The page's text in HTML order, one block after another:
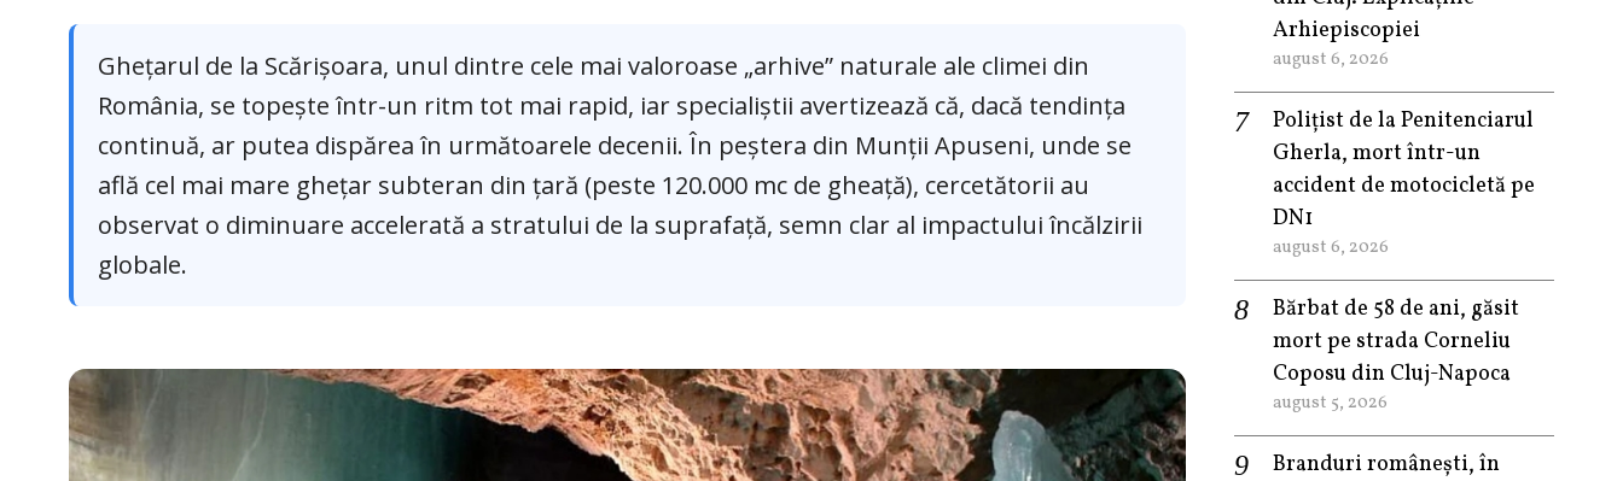
Ghețarul de la Scărișoara, unul dintre cele mai valoroase „arhive” naturale ale climei din
România, se topește într-un ritm tot mai rapid, iar specialiștii avertizează că, dacă tendința
continuă, ar putea dispărea în următoarele decenii. În peștera din Munții Apuseni, unde se
află cel mai mare ghețar subteran din țară (peste 120.000 mc de gheață), cercetătorii au
observat o diminuare accelerată a stratului de la suprafață, semn clar al impactului încălzirii
globale.
Arhiepiscopiei
august 6, 2026
Polițist de la Penitenciarul
Gherla, mort într-un
accident de motocicletă pe
DN1
august 6, 2026
Bărbat de 58 de ani, găsit
mort pe strada Corneliu
Coposu din Cluj-Napoca
august 5, 2026
Branduri românești, în